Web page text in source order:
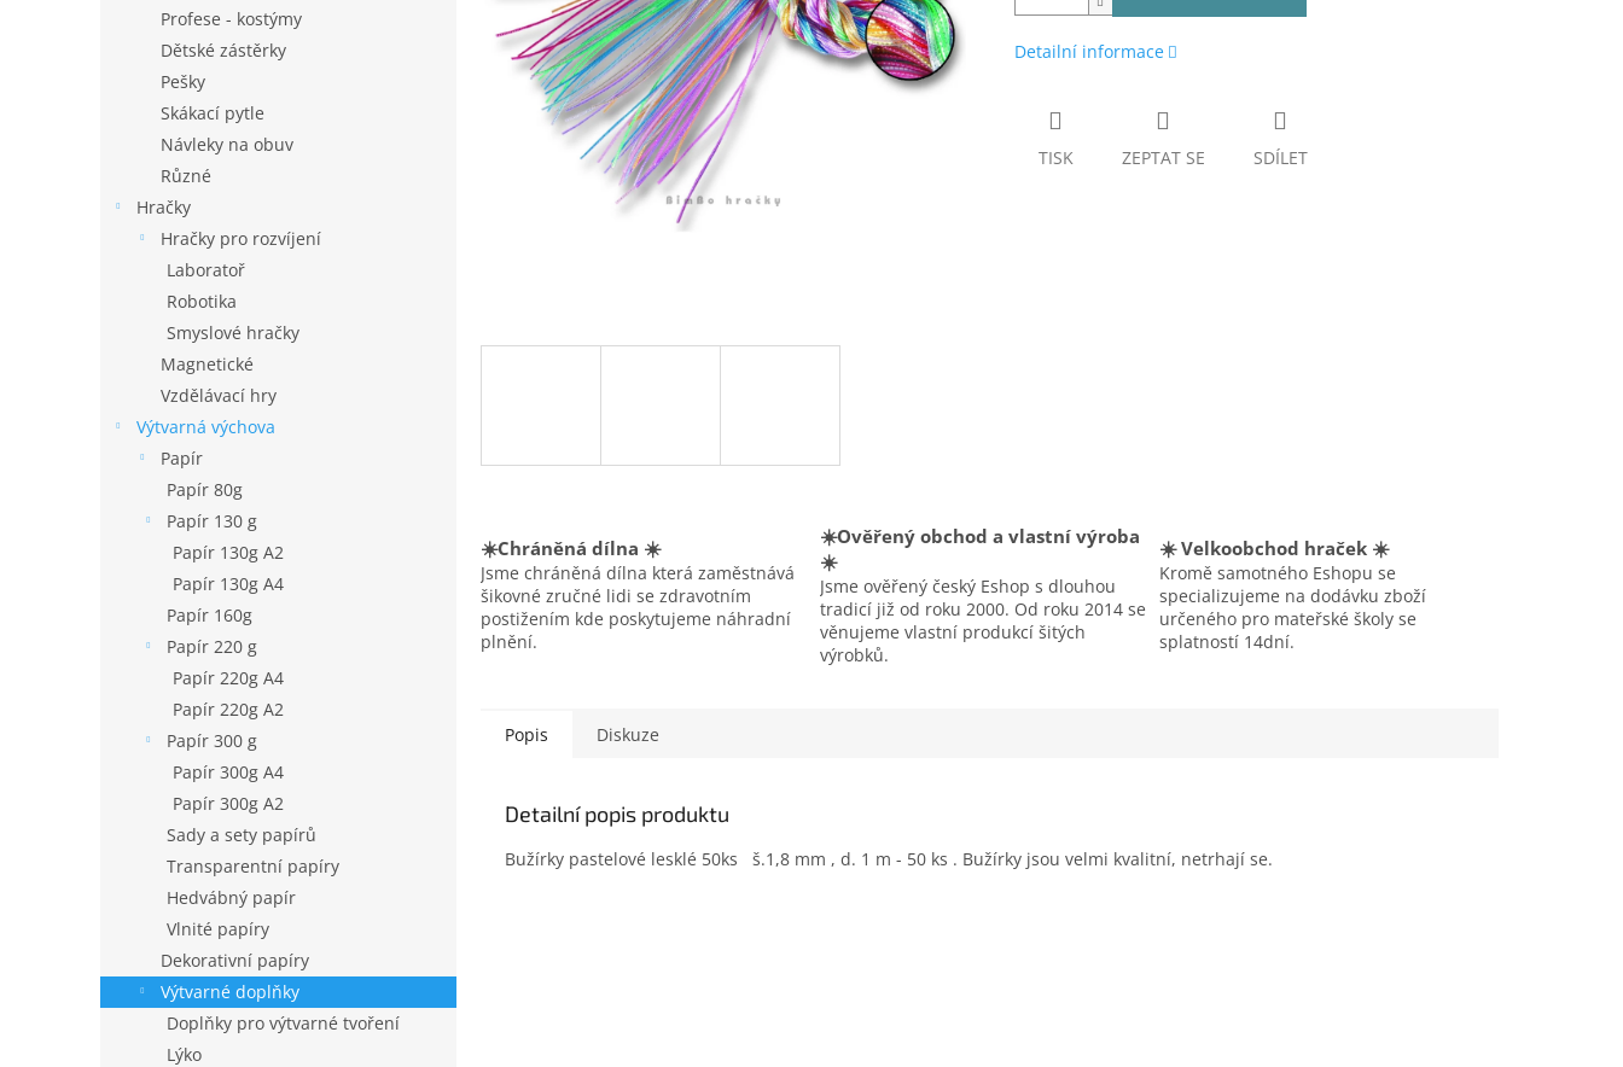
Profese - kostýmy
Dětské zástěrky
Pešky
Skákací pytle
Návleky na obuv
Různé
Hračky
Hračky pro rozvíjení
Laboratoř
Robotika
Smyslové hračky
Magnetické
Vzdělávací hry
Výtvarná výchova
Papír
Papír 80g
Papír 130 g
Papír 130g A2
Papír 130g A4
Papír 160g
Papír 220 g
Papír 220g A4
Papír 220g A2
Papír 300 g
Papír 300g A4
Papír 300g A2
Sady a sety papírů
Transparentní papíry
Hedvábný papír
Vlnité papíry
Dekorativní papíry
Výtvarné doplňky
Doplňky pro výtvarné tvoření
Lýko
Detailní informace
TISK ZEPTAT SE SDÍLET
☀️Chráněná dílna ☀️
Jsme chráněná dílna která zaměstnává
šikovné zručné lidi se zdravotním
postižením kde poskytujeme náhradní
plnění.
☀️Ověřený obchod a vlastní výroba
☀️
Jsme ověřený český Eshop s dlouhou
tradicí již od roku 2000. Od roku 2014 se
věnujeme vlastní produkcí šitých
výrobků.
☀️ Velkoobchod hraček ☀️
Kromě samotného Eshopu se
specializujeme na dodávku zboží
určeného pro mateřské školy se
splatností 14dní.
Popis Diskuze
Detailní popis produktu
Bužírky pastelové lesklé 50ks š.1,8 mm , d. 1 m - 50 ks . Bužírky jsou velmi kvalitní, netrhají se.